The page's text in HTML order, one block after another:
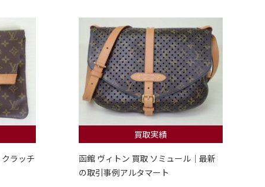
クラッチ
買取実績
函館 ヴィトン 買取 ソミュール｜最新
の取引事例アルタマート